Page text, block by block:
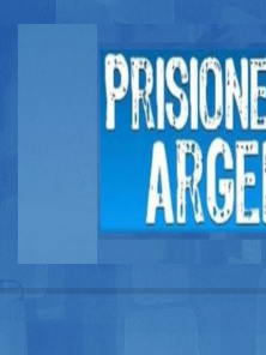
Buscador
Documentos